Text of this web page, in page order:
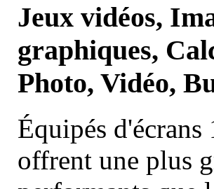
Jeux vidéos,
graphiques,
Photo, Vidéo,
Équipés
offrent une plus